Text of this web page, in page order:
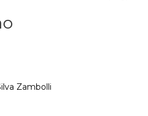
Zambolli